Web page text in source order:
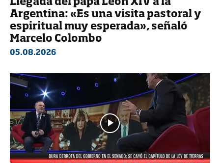
Llegada del papa León XIV a la
Argentina: «Es una visita pastoral y
espiritual muy esperada», señaló
Marcelo Colombo
05.08.2026